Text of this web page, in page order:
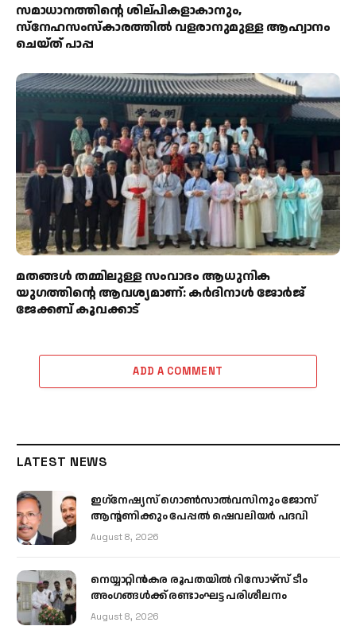
സമാധാനത്തിന്റെ ശില്പികളാകാനും,
സ്നേഹസംസ്കാരത്തിൽ വളരാനുമുള്ള ആഹ്വാനം
ചെയ്ത് പാപ്പ
മതങ്ങൾ തമ്മിലുള്ള സംവാദം ആധുനിക
യുഗത്തിന്റെ ആവശ്യമാണ്: കർദിനാൾ ജോർജ്
ജേക്കബ് കൂവക്കാട്
ADD A COMMENT
LATEST NEWS
ഇഗ്‌നേഷ്യസ് ഗൊൺസാൽവസിനും ജോസ്
ആന്റണിക്കും പേപ്പൽ ഷെവലിയർ പദവി
August 8, 2026
നെയ്യാറ്റിൻകര രൂപതയിൽ റിസോഴ്സ് ടീം
അംഗങ്ങൾക്ക് രണ്ടാംഘട്ട പരിശീലനം
August 8, 2026